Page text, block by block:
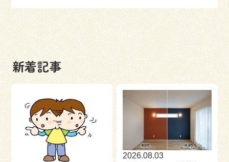
新着記事
2026.08.03